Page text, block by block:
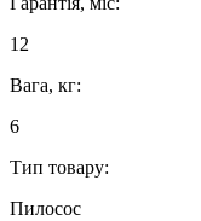
12
Вага, кг:
6
Тип товару:
Пилосос